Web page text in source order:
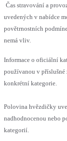
Čas stravování a
uvedených v nabídce
povětrnostních
nemá vliv.
Informace o oficiální
používanou v
konkrétní kategorie.
Polovina hvězdičky
nadhodnocenou nebo
kategorií.